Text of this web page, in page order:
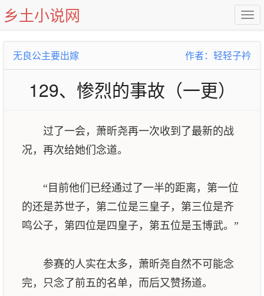
乡土小说网
无良公主要出嫁 作者：轻轻子衿
129、惨烈的事故（一更）
过了一会，萧昕尧再一次收到了最新的战
况，再次给她们念道。
“目前他们已经通过了一半的距离，第一位
的还是苏世子，第二位是三皇子，第三位是齐
鸣公子，第四位是四皇子，第五位是玉博武。”
参赛的人实在太多，萧昕尧自然不可能念
完，只念了前五的名单，而后又赞扬道。